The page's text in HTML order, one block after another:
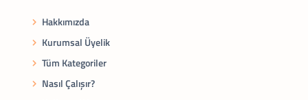
Hakkımızda
Kurumsal Üyelik
Tüm Kategoriler
Nasıl Çalışır?